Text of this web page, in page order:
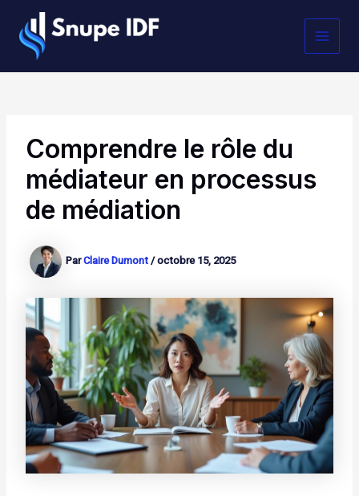
contenu
Comprendre le rôle du
médiateur en processus
de médiation
ParClaire Dumont/octobre 15, 2025